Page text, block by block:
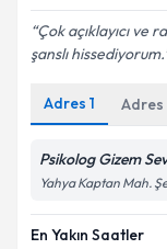
Çok açıklayıcı ve
şanslı hissediyorum.
Adres 1 Adres
Psikolog Gizem
Yahya Kaptan Mah.
En Yakın Saatler